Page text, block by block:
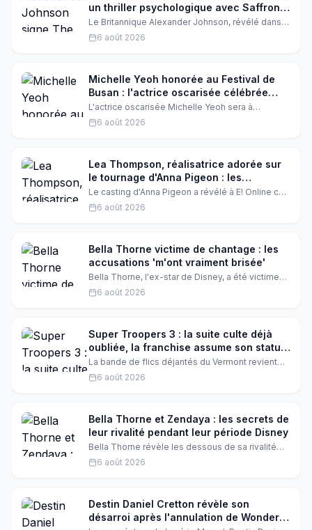
un thriller psychologique avec Saffron
Burrows et Steven Berkoff
Le Britannique Alexander Johnson, révélé dans
le film de Kristen Stewart, a écrit et joue dans
The Sacrifice. Un thriller psychologique aux
dans les coulisses d'un projet très attendu.
6 août 2026
Michelle Yeoh honorée au Festival de
Busan : l'actrice oscarisée célébrée
comme cinéaste asiatique de l'année
L'actrice oscarisée Michelle Yeoh sera à
l'honneur au Festival international du film de
Busan, où elle recevra le prix du cinéaste
ses œuvres, dont un court-métrage signé Sean
Baker.
6 août 2026
Lea Thompson, réalisatrice adorée sur
le tournage d'Anna Pigeon : les
confidences du casting
Le casting d'Anna Pigeon a révélé à E! Online ce
que c'était vraiment de travailler avec Lea
Thompson, la star de Retour vers le futur, en tant
6 août 2026
Bella Thorne victime de chantage : les
accusations 'm'ont vraiment brisée'
Bella Thorne, l'ex-star de Disney, a été victime
d'un chantage en 2019. Les accusations qui ont
suivi l'ont profondément affectée. Découvrez
6 août 2026
Super Troopers 3 : la suite culte déjà
oubliée, la franchise assume son statut
culte
La bande de flics déjantés du Vermont revient
dans Super Troopers 3, mais cette fois, pas de
crowdfunding record ni de folie : le film enchaîne
fans sur leur faim.
6 août 2026
Bella Thorne et Zendaya : les secrets de
leur rivalité pendant leur période Disney
Bella Thorne révèle les dessous de sa rivalité
avec Zendaya pendant leur période Disney. Les
deux actrices étaient au sommet de leur gloire
Découvrez ce qui s'est vraiment passé entre ces
deux stars de Disney.
6 août 2026
Destin Daniel Cretton révèle son
désarroi après l'annulation de Wonder